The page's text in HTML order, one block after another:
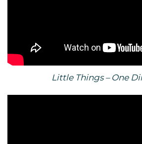
Little Things – One